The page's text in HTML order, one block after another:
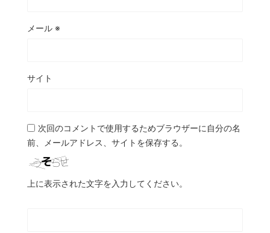
メール ※
サイト
次回のコメントで使用するためブラウザーに自分の名
前、メールアドレス、サイトを保存する。
上に表示された文字を入力してください。